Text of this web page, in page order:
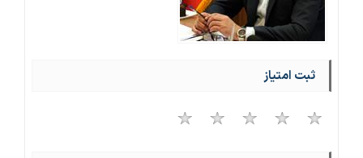
ثبت امتیاز